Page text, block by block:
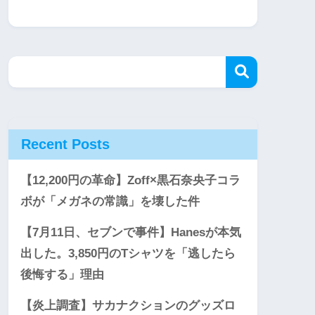
Recent Posts
【12,200円の革命】Zoff×黒石奈央子コラ
ボが「メガネの常識」を壊した件
【7月11日、セブンで事件】Hanesが本気
出した。3,850円のTシャツを「逃したら
後悔する」理由
【炎上調査】サカナクションのグッズロ